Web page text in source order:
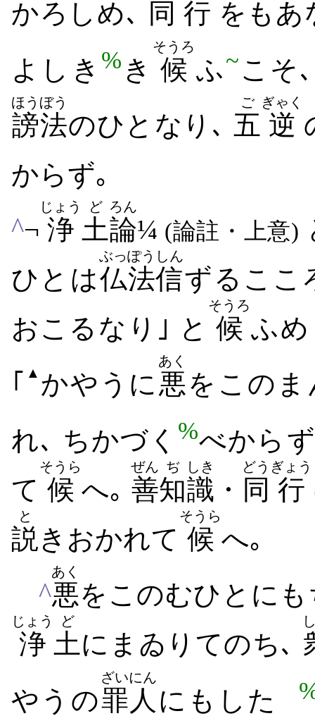
かろしめ､ 同 行 をもあ
よし​き % き 候
そうろ
ふ~こそ
謗法
ほうぼう
の​ひと​なり､ 五
ご
逆
ぎゃく
から​ず｡
^¬ 浄
じょう
土
ど
論
ろん
¼ (論註 ・上意)
ひと​は仏法
ぶっぽう
信
しん
ずる​ここ
おこる​なり｣ と 候
そうろ
ふ​
｢
▲ かやうに 悪
あく
を​このま​
れ､ ちかづく %べから​
て 候
そうら
へ｡ 善
ぜん
知
ぢ
識
しき
・ 同
どう
行
ぎょう
説
と
き​おか​れ​て 候
そうら
へ｡
^悪
あく
を​このむ​ひと​に
浄
じょう
土
ど
に​まゐり​て​のち､
やう​の罪人
ざいにん
にも​した